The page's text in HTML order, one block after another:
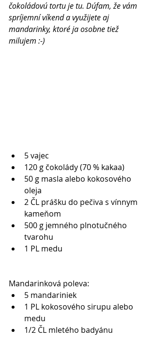
čokoládovú tortu je tu. Dúfam, že vám
spríjemní víkend a využijete aj
mandarinky, ktoré ja osobne tiež
milujem :-)
5 vajec
120 g čokolády (70 % kakaa)
50 g masla alebo kokosového
oleja
2 ČL prášku do pečiva s vínnym
kameňom
500 g jemného plnotučného
tvarohu
1 PL medu
Mandarinková poleva:
5 mandariniek
1 PL kokosového sirupu alebo
medu
1/2 ČL mletého badyánu